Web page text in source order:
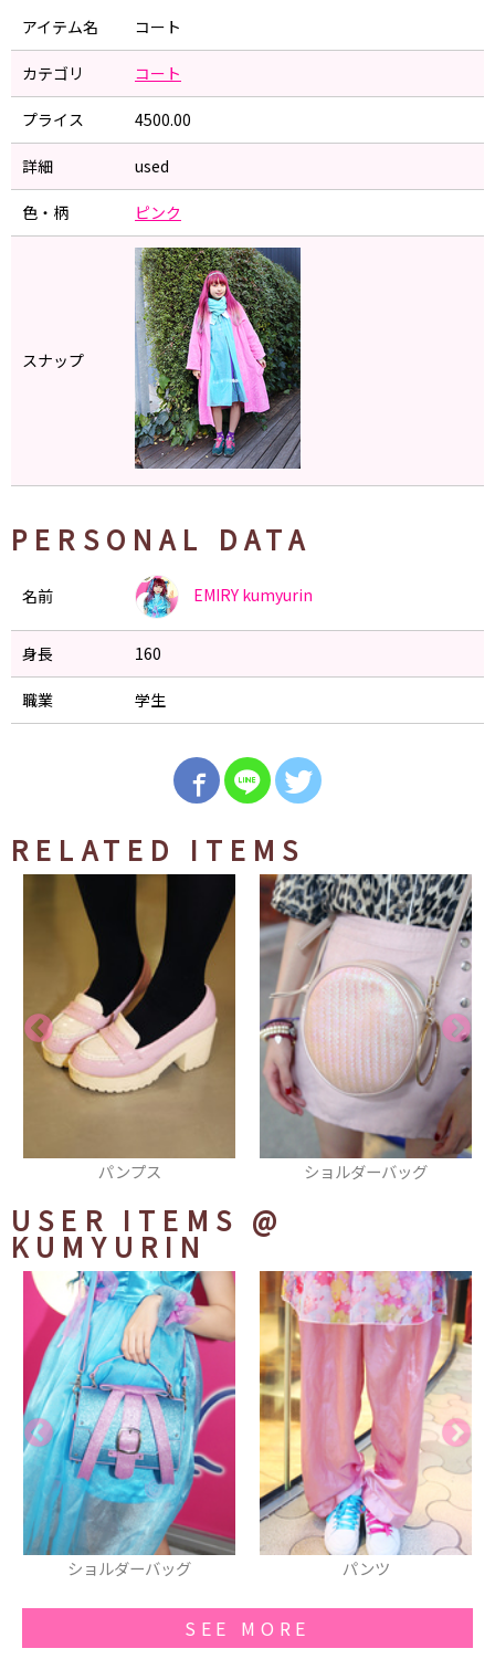
アイテム名 コート
カテゴリ コート
プライス 4500.00
詳細 used
色・柄 ピンク
スナップ
PERSONAL DATA
名前 EMIRY kumyurin
身長 160
職業 学生
RELATED ITEMS
ショルダーバッグ ロゼッタ
USER ITEMS @
KUMYURIN
パンツ リボン
SEE MORE